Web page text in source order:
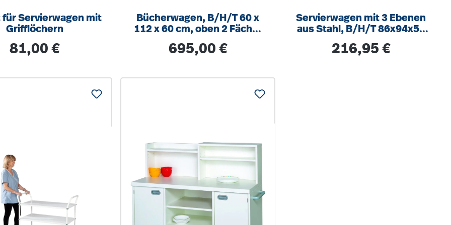
für Servierwagen mit
Grifflöchern
Regulärer Preis:
81,00 €
Bücherwagen, B/H/T 60 x
112 x 60 cm, oben 2 Fächer
große
Regulärer Preis:
695,00 €
Servierwagen mit 3 Ebenen
aus Stahl, B/H/T 86x94x54
hitze- und säure-
Regulärer Preis:
216,95 €